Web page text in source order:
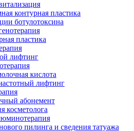
контурная пластика
ботулотоксина
пластика
лифтинг
кислота
лифтинг
абонемент
косметолога
пилинга и сведения татуажа